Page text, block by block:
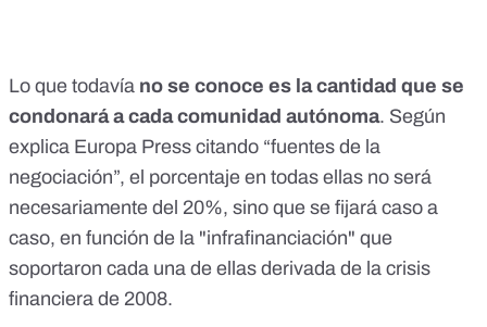
Lo que todavía no se conoce es la cantidad que se
condonará a cada comunidad autónoma. Según
explica Europa Press citando “fuentes de la
negociación”, el porcentaje en todas ellas no será
necesariamente del 20%, sino que se fijará caso a
caso, en función de la "infrafinanciación" que
soportaron cada una de ellas derivada de la crisis
financiera de 2008.